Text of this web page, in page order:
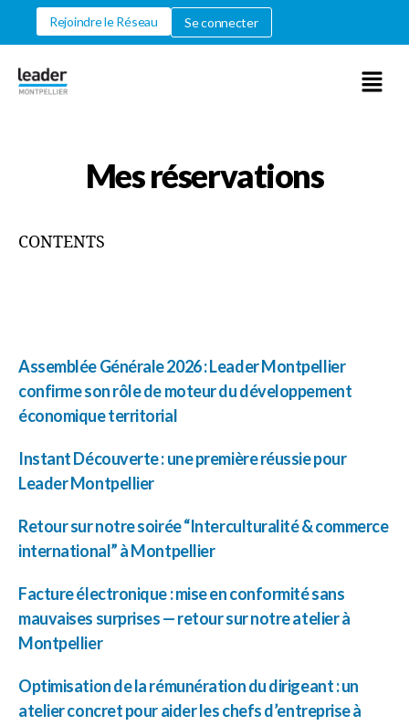
Rejoindre le Réseau Se connecter
Mes réservations
CONTENTS
Assemblée Générale 2026 : Leader Montpellier
confirme son rôle de moteur du développement
économique territorial
Instant Découverte : une première réussie pour
Leader Montpellier
Retour sur notre soirée “Interculturalité & commerce
international” à Montpellier
Facture électronique : mise en conformité sans
mauvaises surprises — retour sur notre atelier à
Montpellier
Optimisation de la rémunération du dirigeant : un
atelier concret pour aider les chefs d’entreprise à